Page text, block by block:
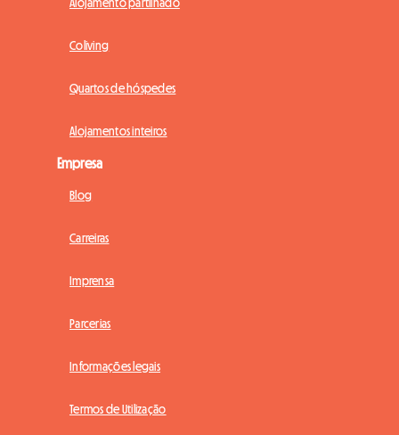
Alojamento partilhado
Coliving
Quartos de hóspedes
Alojamentos inteiros
Empresa
Blog
Carreiras
Imprensa
Parcerias
Informações legais
Termos de Utilização